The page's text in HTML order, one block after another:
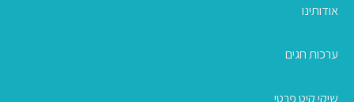
אודותינו
ערכות חגים
שיקי קיט פרטי